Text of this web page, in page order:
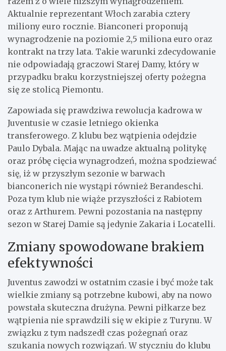
Aktualnie reprezentant Włoch zarabia cztery
miliony euro rocznie. Bianconeri proponują
wynagrodzenie na poziomie 2,5 miliona euro oraz
kontrakt na trzy lata. Takie warunki zdecydowanie
nie odpowiadają graczowi Starej Damy, który w
przypadku braku korzystniejszej oferty pożegna
się ze stolicą Piemontu.
Zapowiada się prawdziwa rewolucja kadrowa w
Juventusie w czasie letniego okienka
transferowego. Z klubu bez wątpienia odejdzie
Paulo Dybala. Mając na uwadze aktualną politykę
oraz próbę cięcia wynagrodzeń, można spodziewać
się, iż w przyszłym sezonie w barwach
bianconerich nie wystąpi również Berandeschi.
Poza tym klub nie wiąże przyszłości z Rabiotem
oraz z Arthurem. Pewni pozostania na następny
sezon w Starej Damie są jedynie Zakaria i Locatelli.
Zmiany spowodowane brakiem
efektywności
Juventus zawodzi w ostatnim czasie i być może tak
wielkie zmiany są potrzebne kubowi, aby na nowo
powstała skuteczna drużyna. Pewni piłkarze bez
wątpienia nie sprawdzili się w ekipie z Turynu. W
związku z tym nadszedł czas pożegnań oraz
szukania nowych rozwiązań. W styczniu do klubu